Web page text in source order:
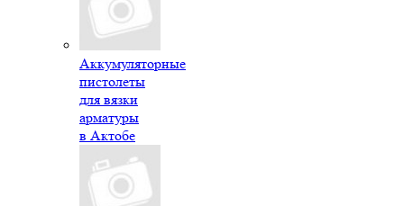
Аккумуляторные
пистолеты
для вязки
арматуры
в Актобе